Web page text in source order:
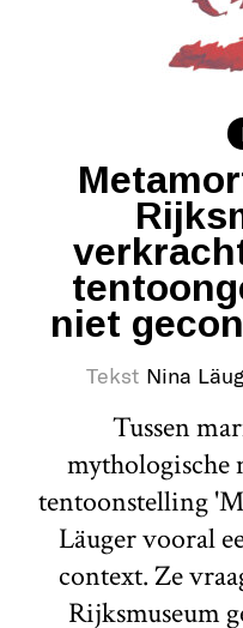
niet
Tekst Nina
Tussen
mythologische
tentoonstelling
Läuger vooral
context. Ze
Rijksmuseum